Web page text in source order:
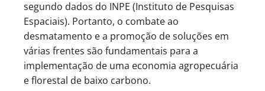
segundo dados do INPE (Instituto de Pesquisas
Espaciais). Portanto, o combate ao
desmatamento e a promoção de soluções em
várias frentes são fundamentais para a
implementação de uma economia agropecuária
e florestal de baixo carbono.